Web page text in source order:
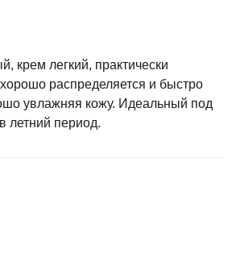
крем легкий, практически
распределяется и быстро
увлажняя кожу. Идеальный под
летний период.